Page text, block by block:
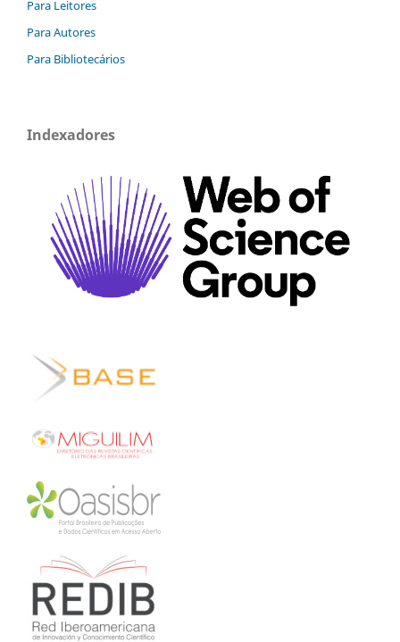
Para Leitores
Para Autores
Para Bibliotecários
Indexadores